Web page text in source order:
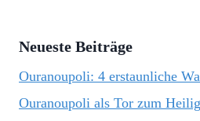
Neueste Beiträge
Ouranoupoli: 4 erstaunliche
Ouranoupoli als Tor zum